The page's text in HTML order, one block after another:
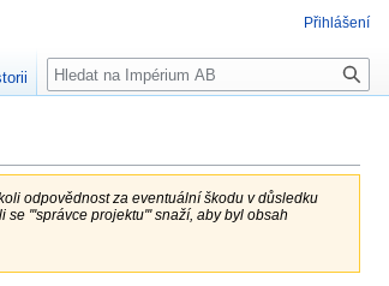
odpovědnost za eventuální škodu v důsledku
'''správce projektu''' snaží, aby byl obsah
Přihlášení
Hledat